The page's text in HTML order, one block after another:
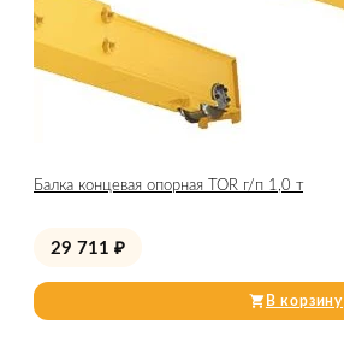
Балка концевая опорная TOR г/п 1,0 т
29 711 ₽
В корзину